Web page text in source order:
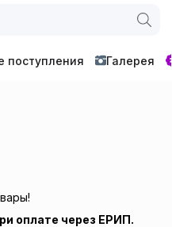
поступления Галерея
оплате через ЕРИП.